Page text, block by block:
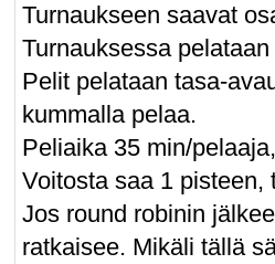
Turnaukseen saavat
Turnauksessa
Pelit pelataan tasa-
kummalla pelaa.
Peliaika 35 min/
Voitosta saa 1 pisteen,
Jos round robinin
ratkaisee. Mikäli tällä